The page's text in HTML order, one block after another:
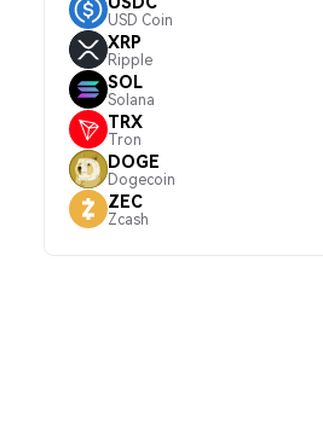
USD Coin
XRP
Ripple
SOL
Solana
TRX
Tron
DOGE
Dogecoin
ZEC
Zcash